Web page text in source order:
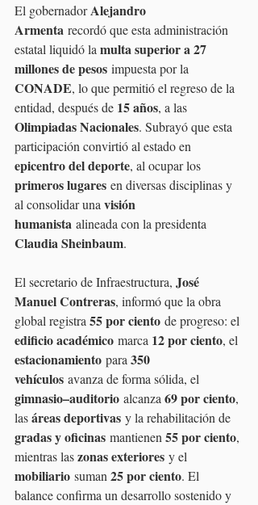
El gobernador Alejandro
Armenta recordó que esta administración
estatal liquidó la multa superior a 27
millones de pesos impuesta por la
CONADE, lo que permitió el regreso de la
entidad, después de 15 años, a las
Olimpiadas Nacionales. Subrayó que esta
participación convirtió al estado en
epicentro del deporte, al ocupar los
primeros lugares en diversas disciplinas y
al consolidar una visión
humanista alineada con la presidenta
Claudia Sheinbaum.
El secretario de Infraestructura, José
Manuel Contreras, informó que la obra
global registra 55 por ciento de progreso: el
edificio académico marca 12 por ciento, el
estacionamiento para 350
vehículos avanza de forma sólida, el
gimnasio–auditorio alcanza 69 por ciento,
las áreas deportivas y la rehabilitación de
gradas y oficinas mantienen 55 por ciento,
mientras las zonas exteriores y el
mobiliario suman 25 por ciento. El
balance confirma un desarrollo sostenido y